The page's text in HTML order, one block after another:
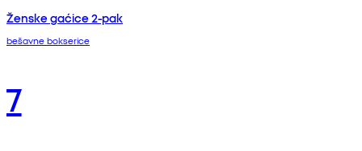
Ženske gaćice 2-pak
bešavne bokserice
7